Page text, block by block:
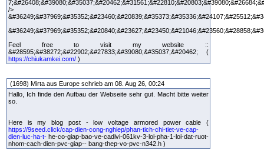
/>
Feel free to visit my website ::
&#28595;&#38272;&#22902;&#27833;&#39080;&#35037;&#20462; (
https://chiukamkei.com/ )
(1698) Mirta aus Europe schrieb am 08. Aug 26, 00:24
Hallo, Ich finde den Aufbau der Webseite sehr gut. Macht bitte weiter
so.
Here is my blog post - low voltage armored power cable (
https://9seed.click/cap-dien-cong-nghiep/phan-tich-chi-tiet-ve-cap-
dien-luc-ha-t- he-co-giap-bao-ve-cadivi-061kv-3-loi-pha-1-loi-dat-ruot-
nhom-cach-dien-pvc-giap-- bang-thep-vo-pvc-n342.h )